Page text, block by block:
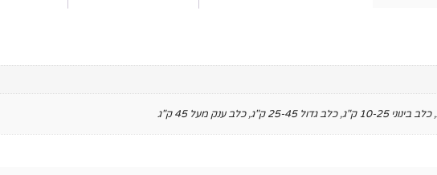
,כלב בינוני 10-25 ק"ג ,כלב גדול 25-45 ק"ג ,כלב ענק מעל 45 ק"ג